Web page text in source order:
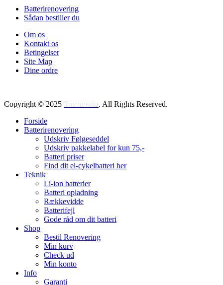
Batterirenovering
Sådan bestiller du
Om os
Kontakt os
Betingelser
Site Map
Dine ordre
Copyright © 2025
. All Rights Reserved.
Forside
Batterirenovering
Udskriv Følgeseddel
Udskriv pakkelabel for kun 75,-
Batteri priser
Find dit el-cykelbatteri her
Teknik
Li-ion batterier
Batteri opladning
Rækkevidde
Batterifejl
Gode råd om dit batteri
Shop
Bestil Renovering
Min kurv
Check ud
Min konto
Info
Garanti